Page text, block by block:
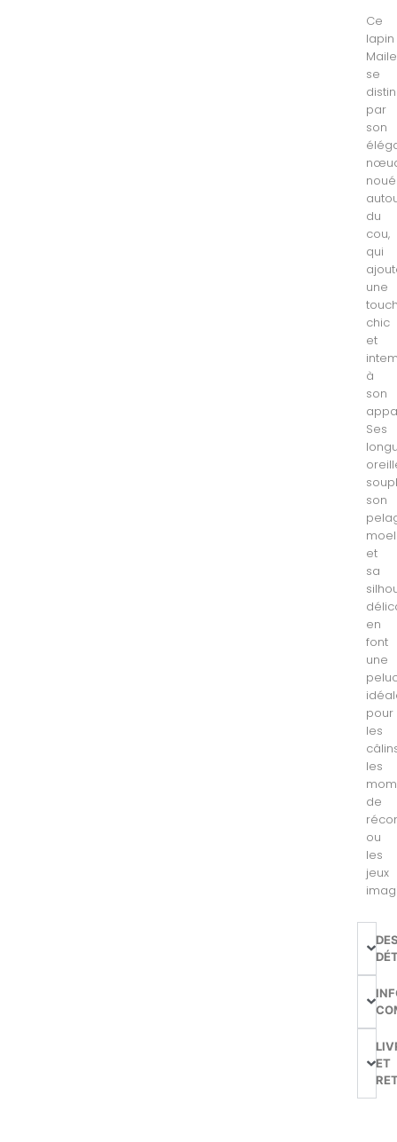
Ce
lapin
se
par
son
noué
du
cou,
qui
une
chic
et
à
son
Ses
son
et
sa
en
font
une
pour
les
les
de
ou
les
jeux
ET